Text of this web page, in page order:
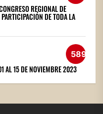
REGIONAL DE
DE TODA LA
589
AL 15 DE NOVIEMBRE 2023